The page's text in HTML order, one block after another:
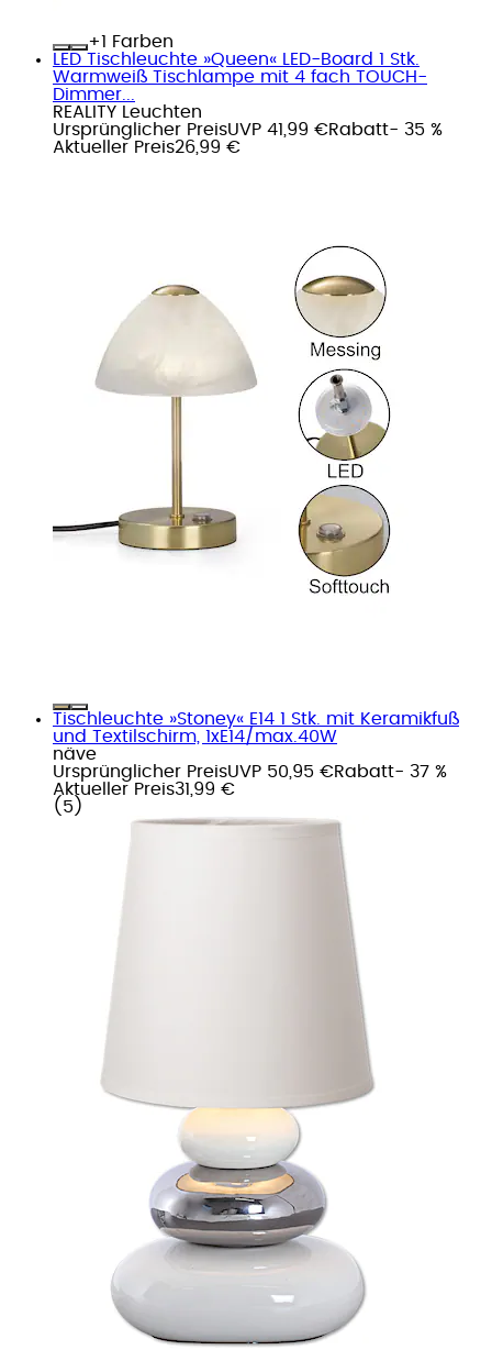
+
Farben
LED Tischleuchte »Queen« LED-Board 1 Stk.
Warmweiß Tischlampe mit 4 fach TOUCH-
Dimmer...
REALITY Leuchten
Ursprünglicher PreisUVP 41,99 €Rabatt- 35 %
Aktueller Preis26,99 €
Tischleuchte »Stoney« E14 1 Stk. mit Keramikfuß
und Textilschirm, 1xE14/max.40W
näve
Ursprünglicher PreisUVP 50,95 €Rabatt- 37 %
Aktueller Preis31,99 €
( 5 )